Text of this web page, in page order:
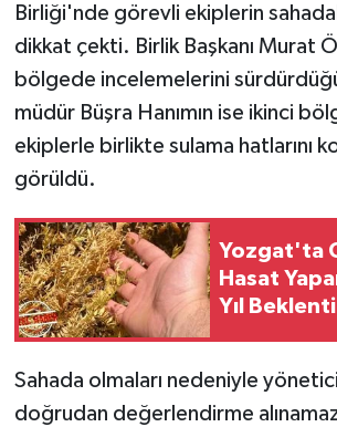
Birliği'nde görevli ekiplerin
dikkat çekti. Birlik Başkanı Murat
bölgede incelemelerini
müdür Büşra Hanımın ise ikinci
ekiplerle birlikte sulama hatlarını
görüldü.
Yozgat'ta
Hasat
Yıl
Sahada olmaları nedeniyle
doğrudan değerlendirme